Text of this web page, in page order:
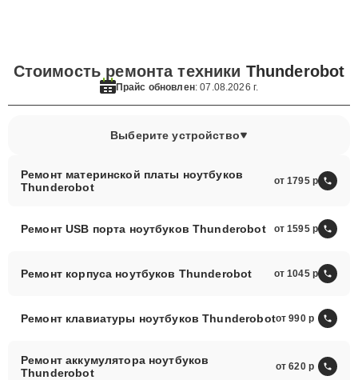
Стоимость ремонта техники Thunderobot
Прайс обновлен: 07.08.2026 г.
Выберите устройство
Ремонт материнской платы ноутбуков
Thunderobot
от 1795
Ремонт USB порта ноутбуков Thunderobot от 1595
Ремонт корпуса ноутбуков Thunderobot от 1045
Ремонт клавиатуры ноутбуков Thunderobotот 990
Ремонт аккумулятора ноутбуков
Thunderobot
от 620